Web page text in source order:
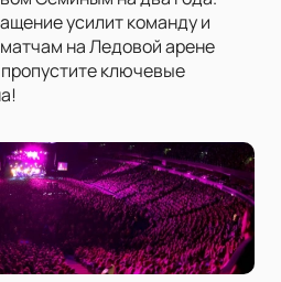
усилит команду и
на Ледовой арене
ключевые